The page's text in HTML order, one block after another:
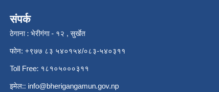
संपर्क
ठेगाना : भेरीगंगा - १२ , सुर्खेत
फोन: +९७७ ८३ ५४०१५४/०८३-५४०३११
Toll Free: १८१०५०००३११
इमेल:: info@bherigangamun.gov.np